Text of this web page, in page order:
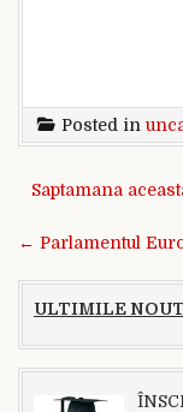
Posted in
Navigare
Saptamana
← Parlamentul
ULTIMILE